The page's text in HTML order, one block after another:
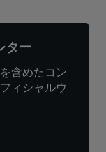
ター
含めたコン
ィシャルウ